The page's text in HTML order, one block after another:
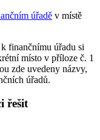
úřadě v místě
finančnímu úřadu si
místo v příloze č. 1
zde uvedeny názvy,
úřadů.
řešit